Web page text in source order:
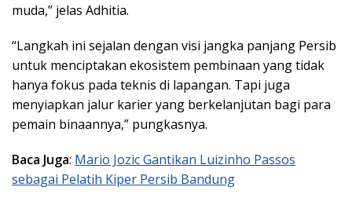
muda,” jelas Adhitia.
“Langkah ini sejalan dengan visi jangka panjang Persib
untuk menciptakan ekosistem pembinaan yang tidak
hanya fokus pada teknis di lapangan. Tapi juga
menyiapkan jalur karier yang berkelanjutan bagi para
pemain binaannya,” pungkasnya.
Baca Juga: Mario Jozic Gantikan Luizinho Passos
sebagai Pelatih Kiper Persib Bandung